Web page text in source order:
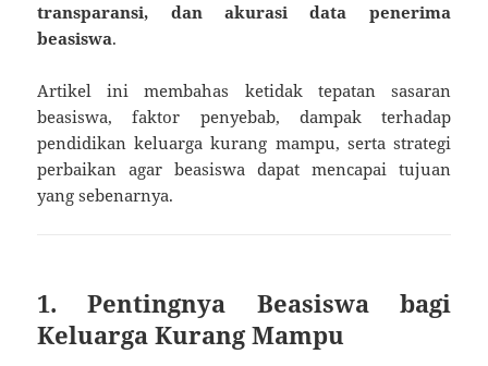
transparansi, dan akurasi data penerima
beasiswa.
Artikel ini membahas ketidak tepatan sasaran
beasiswa, faktor penyebab, dampak terhadap
pendidikan keluarga kurang mampu, serta strategi
perbaikan agar beasiswa dapat mencapai tujuan
yang sebenarnya.
1. Pentingnya Beasiswa bagi
Keluarga Kurang Mampu